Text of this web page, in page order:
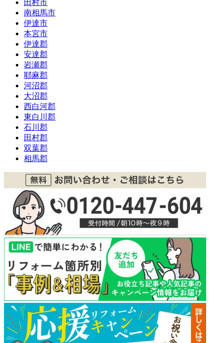
田村市
南相馬市
伊達市
本宮市
伊達郡
安達郡
岩瀬郡
耶麻郡
河沼郡
大沼郡
西白河郡
東白川郡
石川郡
田村郡
双葉郡
相馬郡